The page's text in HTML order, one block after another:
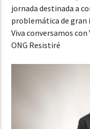
jornada destinada a
problemática de gran
Viva conversamos
ONG Resistiré